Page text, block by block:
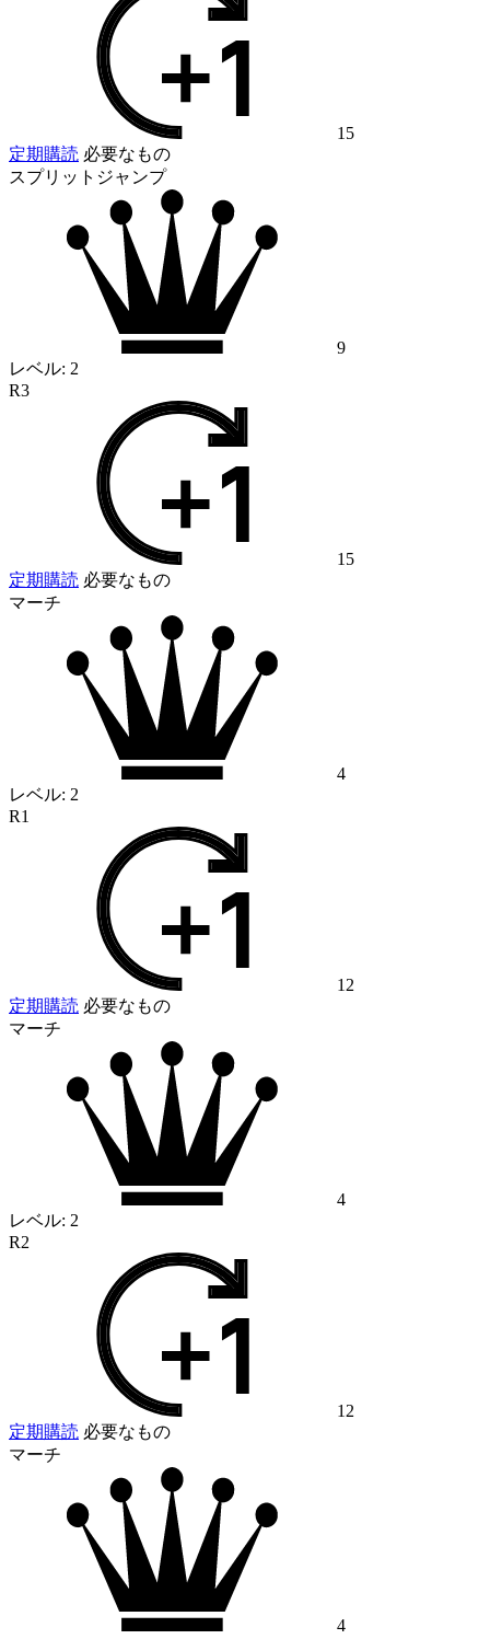
15
定期購読 必要なもの
スプリットジャンプ
9
レベル: 2
R3
15
定期購読 必要なもの
マーチ
4
レベル: 2
R1
12
定期購読 必要なもの
マーチ
4
レベル: 2
R2
12
定期購読 必要なもの
マーチ
4